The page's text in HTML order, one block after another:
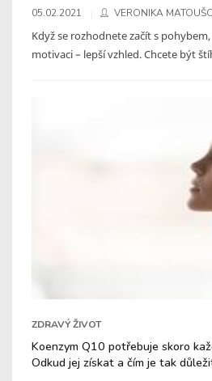
05.02.2021 VERONIKA
Když se rozhodnete začít s
motivaci – lepší vzhled. Chcete být
ZDRAVÝ ŽIVOT
Koenzym Q10 potřebuje skoro
Odkud jej získat a čím je tak